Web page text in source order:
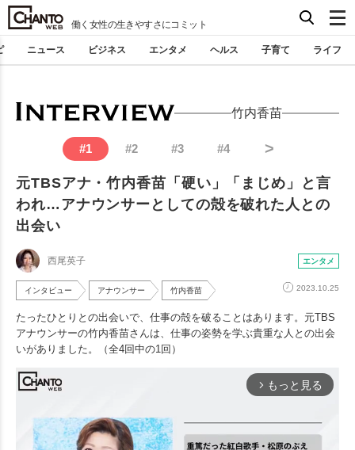
働く女性の生きやすさにコミット
ニュース ビジネス エンタメ ヘルス 子育て ライフ
竹内香苗
#1 #2 #3 #4 >
元TBSアナ・竹内香苗「硬い」「まじめ」と言
われ…アナウンサーとしての殻を破れた人との
出会い
西尾英子 エンタメ
インタビュー アナウンサー 竹内香苗 2023.10.25
たったひとりとの出会いで、仕事の殻を破ることはあります。元TBS
アナウンサーの竹内香苗さんは、仕事の姿勢を学ぶ貴重な人との出会
いがありました。（全4回中の1回）
arrow_forward_ios もっと見る